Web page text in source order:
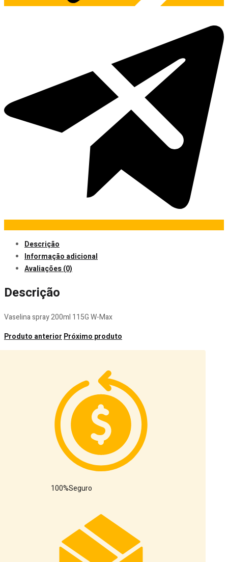
Descrição
Informação adicional
Avaliações (0)
Descrição
Vaselina spray 200ml 115G W-Max
Produto anteriorPróximo produto
100%Seguro